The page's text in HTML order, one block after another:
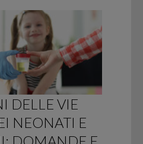
DELLE VIE
NEONATI E